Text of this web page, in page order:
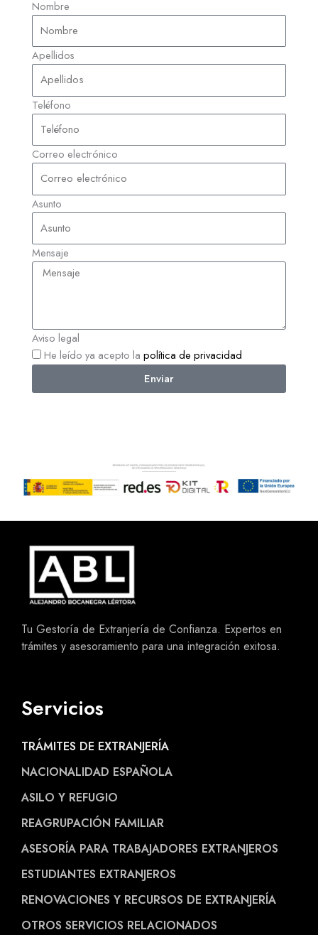
Nombre
Apellidos
Teléfono
Correo electrónico
Asunto
Mensaje
Aviso legal
He leído ya acepto la política de privacidad
Enviar
Tu Gestoría de Extranjería de Confianza. Expertos en
trámites y asesoramiento para una integración exitosa.
Servicios
TRÁMITES DE EXTRANJERÍA
NACIONALIDAD ESPAÑOLA
ASILO Y REFUGIO
REAGRUPACIÓN FAMILIAR
ASESORÍA PARA TRABAJADORES EXTRANJEROS
ESTUDIANTES EXTRANJEROS
RENOVACIONES Y RECURSOS DE EXTRANJERÍA
OTROS SERVICIOS RELACIONADOS